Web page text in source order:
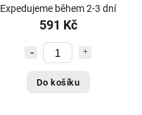
Expedujeme během 2-3 dní
591 Kč
Do košíku